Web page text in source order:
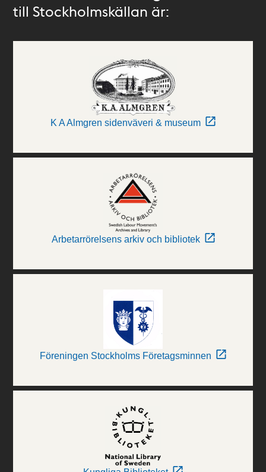
till Stockholmskällan är:
K A Almgren sidenväveri & museum
Arbetarrörelsens arkiv och bibliotek
Föreningen Stockholms Företagsminnen